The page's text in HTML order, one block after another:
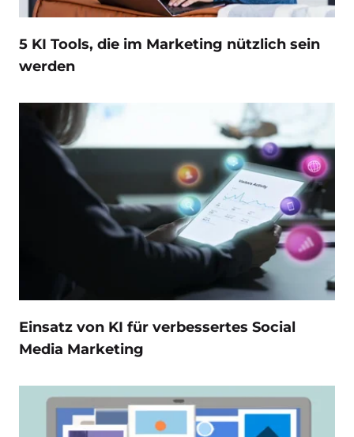
5 KI Tools, die im Marketing nützlich sein
werden
Einsatz von KI für verbessertes Social
Media Marketing